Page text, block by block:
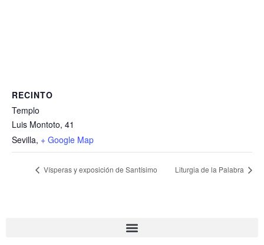
RECINTO
Templo
Luis Montoto, 41
Sevilla, + Google Map
Vísperas y exposición de Santísimo Liturgia de la Palabra